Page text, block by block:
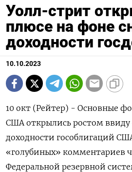
Уолл-стрит
плюсе на фоне
доходности
10.10.2023
10 окт (Рейтер) - Основные
США открылись ростом
доходности гособлигаций
«голубиных» комментариев
Федеральной резервной